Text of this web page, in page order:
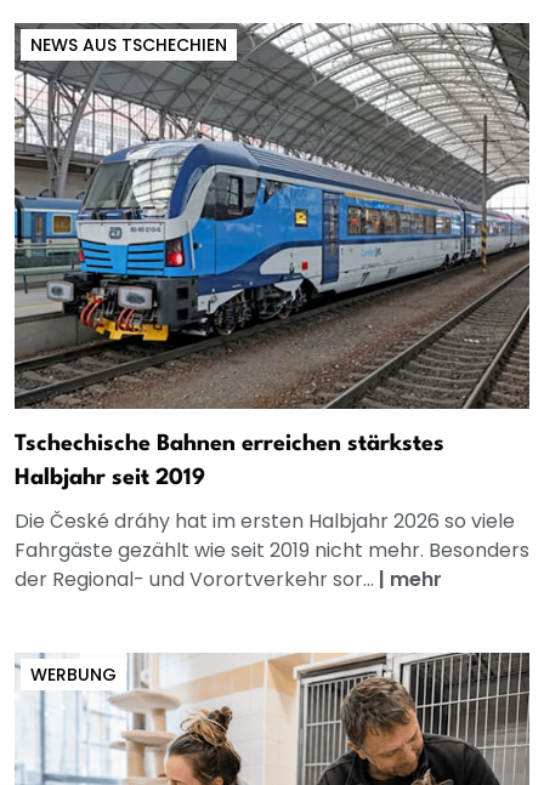
NEWS AUS TSCHECHIEN
Tschechische Bahnen erreichen stärkstes
Halbjahr seit 2019
Die České dráhy hat im ersten Halbjahr 2026 so viele
Fahrgäste gezählt wie seit 2019 nicht mehr. Besonders
der Regional- und Vorortverkehr sor... | mehr
WERBUNG